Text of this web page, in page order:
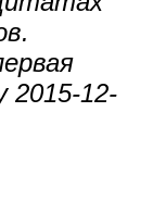
2015-12-